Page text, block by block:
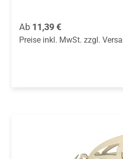
Regulärer Preis:
Ab 11,39 €
Preise inkl. MwSt. zzgl.